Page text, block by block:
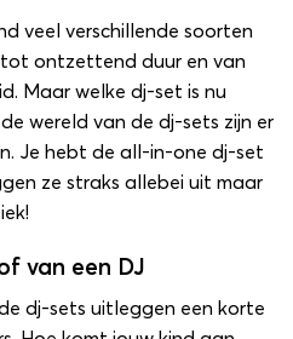
veel verschillende soorten
ontzettend duur en van
Maar welke dj-set is nu
wereld van de dj-sets zijn er
Je hebt de all-in-one dj-set
ze straks allebei uit maar
van een DJ
dj-sets uitleggen een korte